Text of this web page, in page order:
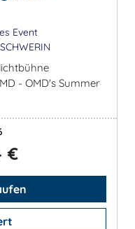
Event
- OMD's Summer
€